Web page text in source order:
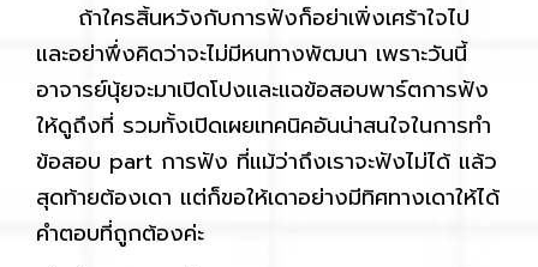
ถ้าใครสิ้นหวังกับการฟังก็อย่าเพิ่งเศร้าใจไป
และอย่าพึ่งคิดว่าจะไม่มีหนทางพัฒนา เพราะวันนี้
อาจารย์นุ้ยจะมาเปิดโปงและแฉข้อสอบพาร์ตการฟัง
ให้ดูถึงที่ รวมทั้งเปิดเผยเทคนิคอันน่าสนใจในการทำ
ข้อสอบ part การฟัง ที่แม้ว่าถึงเราจะฟังไม่ได้ แล้ว
สุดท้ายต้องเดา แต่ก็ขอให้เดาอย่างมีทิศทางเดาให้ได้
คำตอบที่ถูกต้องค่ะ